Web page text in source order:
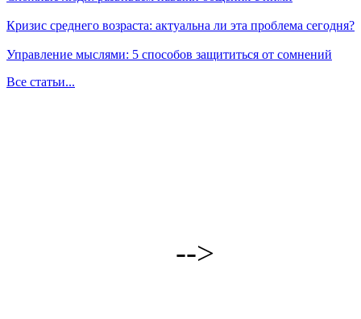
Кризис среднего возраста: актуальна ли эта проблема сегодня?
Управление мыслями: 5 способов защититься от сомнений
Все статьи...
-->